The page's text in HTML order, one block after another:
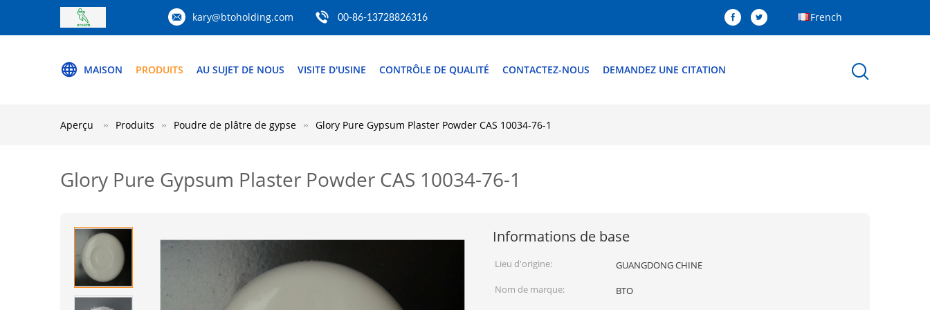
kary@btoholding.com 00-86-13728826316 French
MAISON PRODUITS AU SUJET DE NOUS VISITE D'USINE CONTRÔLE DE QUALITÉ CONTACTEZ-NOUS DEMANDEZ UNE CITATION
Aperçu Produits Poudre de plâtre de gypse Glory Pure Gypsum Plaster Powder CAS 10034-76-1
Glory Pure Gypsum Plaster Powder CAS 10034-76-1
Informations de base
Lieu d'origine:
GUANGDONG CHINE
Nom de marque:
BTO